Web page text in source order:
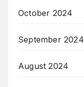
October 2024
September 2024
August 2024